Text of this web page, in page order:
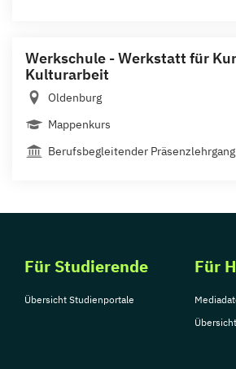
Werkschule - Werkstatt für
Kulturarbeit
Oldenburg
Mappenkurs
Berufsbegleitender Präsenzlehrgang
Für Studierende
Übersicht Studienportale
Für